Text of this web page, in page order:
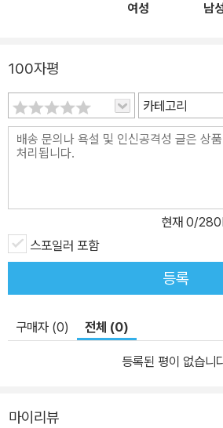
여성
남
100자평
카테고리
현재 0/
스포일러 포함
등록
구매자 (0) 전체 (0)
등록된 평이 없습니
마이리뷰